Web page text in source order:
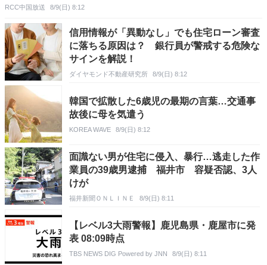
RCC中国放送 8/9(日) 8:12
信用情報が「異動なし」でも住宅ローン審査
に落ちる原因は？ 銀行員が警戒する危険な
サインを解説！
ダイヤモンド不動産研究所 8/9(日) 8:12
韓国で拡散した6歳児の最期の言葉…交通事
故後に母を気遣う
KOREA WAVE 8/9(日) 8:12
面識ない男が住宅に侵入、暴行…逃走した作
業員の39歳男逮捕 福井市 容疑否認、3人
けが
福井新聞ＯＮＬＩＮＥ 8/9(日) 8:11
【レベル3大雨警報】鹿児島県・鹿屋市に発
表 08:09時点
TBS NEWS DIG Powered by JNN 8/9(日) 8:11